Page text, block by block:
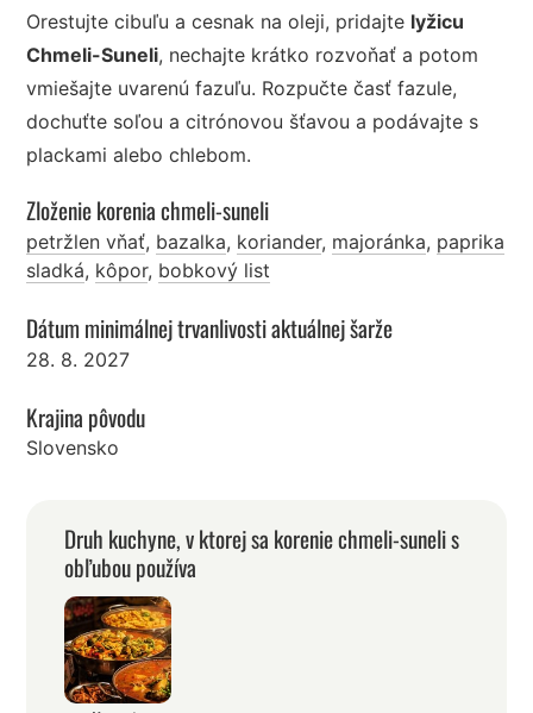
Orestujte cibuľu a cesnak na oleji, pridajte lyžicu
Chmeli-Suneli, nechajte krátko rozvoňať a potom
vmiešajte uvarenú fazuľu. Rozpučte časť fazule,
dochuťte soľou a citrónovou šťavou a podávajte s
plackami alebo chlebom.
Zloženie korenia chmeli-suneli
petržlen vňať, bazalka, koriander, majoránka, paprika
sladká, kôpor, bobkový list
Dátum minimálnej trvanlivosti aktuálnej šarže
28. 8. 2027
Krajina pôvodu
Slovensko
Druh kuchyne, v ktorej sa korenie chmeli-suneli s
obľubou používa